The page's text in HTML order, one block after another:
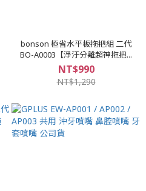
bonson 極省水平板拖把組 二代
BO-A0003【淨汙分離超神拖把...
NT$990
NT$1,290